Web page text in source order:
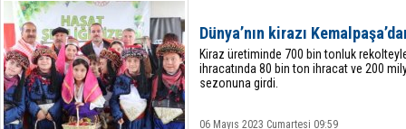
Dünya’nın kirazı
Kiraz üretiminde 700 bin tonluk
ihracatında 80 bin ton ihracat ve 200
sezonuna girdi.
06 Mayıs 2023 Cumartesi 09:59